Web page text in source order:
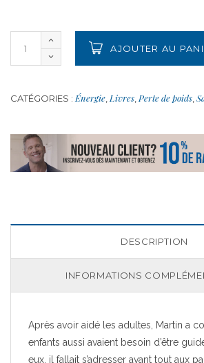
AJOUTER AU
CATÉGORIES : Énergie Livres Perte de poids
DESCRIPTION
INFORMATIONS
Après avoir aidé les adultes, Martin a
enfants aussi avaient besoin d’être
eux, il fallait s’adresser avant tout aux